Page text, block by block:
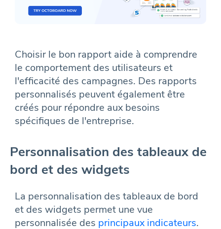
Choisir le bon rapport aide à comprendre
le comportement des utilisateurs et
l'efficacité des campagnes. Des rapports
personnalisés peuvent également être
créés pour répondre aux besoins
spécifiques de l'entreprise.
Personnalisation des tableaux de
bord et des widgets
La personnalisation des tableaux de bord
et des widgets permet une vue
personnalisée des principaux indicateurs.